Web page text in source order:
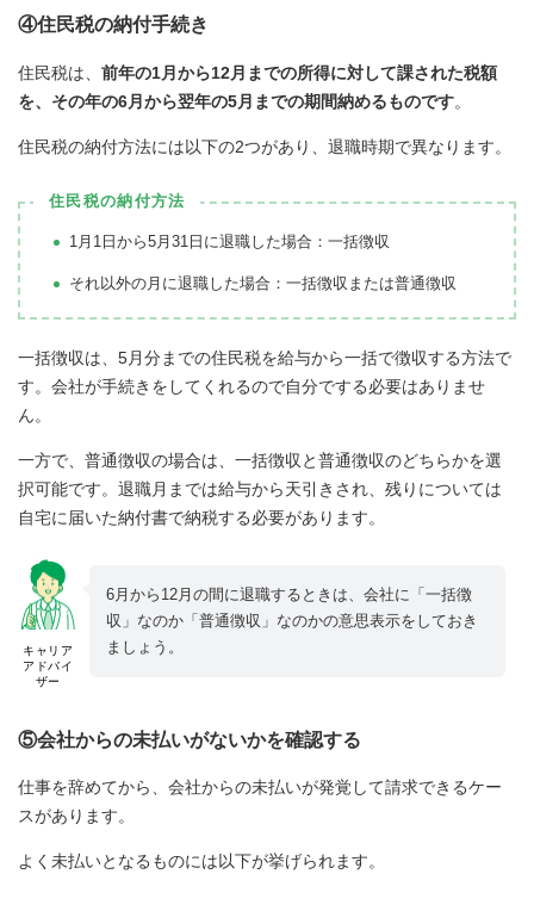
④住民税の納付手続き
住民税は、 前年の1月から12月までの所得に対して課された税額
を、その年の6月から翌年の5月までの期間納めるものです。
住民税の納付方法には以下の2つがあり、退職時期で異なります。
住民税の納付方法
1月1日から5月31日に退職した場合：一括徴収
それ以外の月に退職した場合：一括徴収または普通徴収
一括徴収は、5月分までの住民税を給与から一括で徴収する方法で
す。会社が手続きをしてくれるので自分でする必要はありませ
ん。
一方で、普通徴収の場合は、一括徴収と普通徴収のどちらかを選
択可能です。退職月までは給与から天引きされ、残りについては
自宅に届いた納付書で納税する必要があります。
キャリア
アドバイ
ザー
6月から12月の間に退職するときは、会社に「一括徴
収」なのか「普通徴収」なのかの意思表示をしておき
ましょう。
⑤会社からの未払いがないかを確認する
仕事を辞めてから、会社からの未払いが発覚して請求できるケー
スがあります。
よく未払いとなるものには以下が挙げられます。